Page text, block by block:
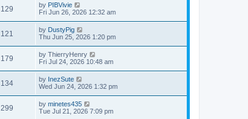
129 by PIBVivie
Fri Jun 26, 2026 12:32 am
121 by DustyPig
Thu Jun 25, 2026 1:20 pm
179 by ThierryHenry
Fri Jul 24, 2026 10:48 am
134 by InezSute
Wed Jun 24, 2026 1:32 pm
299 by minetes435
Tue Jul 21, 2026 7:09 pm